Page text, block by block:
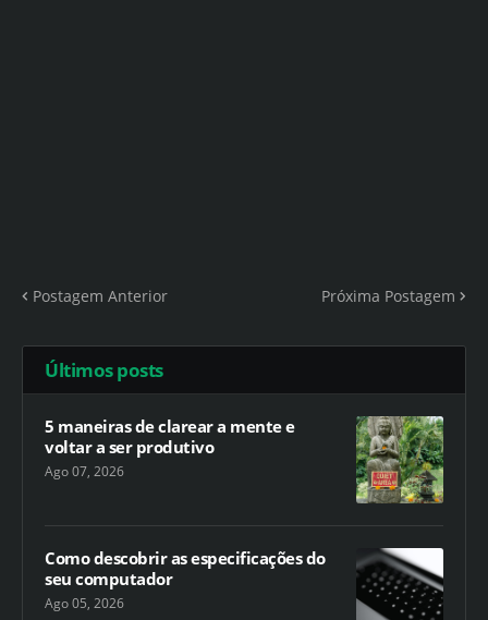
Postagem Anterior Próxima Postagem
Últimos posts
5 maneiras de clarear a mente e
voltar a ser produtivo
Ago 07, 2026
Como descobrir as especificações do
seu computador
Ago 05, 2026